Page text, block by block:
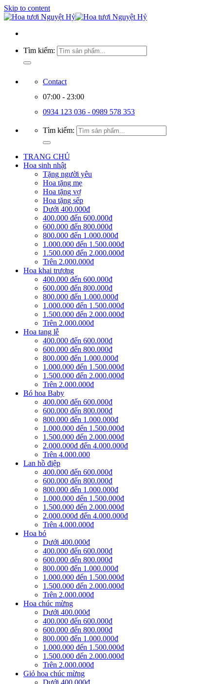
Skip to content
Tìm kiếm:
Contact
07:00 - 23:00
0934 123 036 - 0989 578 353
Tìm kiếm:
TRANG CHỦ
Hoa sinh nhật
Tặng người yêu
Hoa tặng mẹ
Hoa tặng vợ
Hoa tặng sếp
Dưới 400.000đ
400.000 đến 600.000đ
600.000 đến 800.000đ
800.000 đến 1.000.000đ
1.000.000 đến 1.500.000đ
1.500.000 đến 2.000.000đ
Trên 2.000.000đ
Hoa khai trương
400.000 đến 600.000đ
600.000 đến 800.000đ
800.000 đến 1.000.000đ
1.000.000 đến 1.500.000đ
1.500.000 đến 2.000.000đ
Trên 2.000.000đ
Hoa tang lễ
400.000 đến 600.000đ
600.000 đến 800.000đ
800.000 đến 1.000.000đ
1.000.000 đến 1.500.000đ
1.500.000 đến 2.000.000đ
Trên 2.000.000đ
Bó hoa Baby
400.000 đến 600.000đ
600.000 đến 800.000đ
800.000 đến 1.000.000đ
1.000.000 đến 1.500.000đ
1.500.000 đến 2.000.000đ
2.000.000đ đến 4.000.000đ
Trên 4.000.000
Lan hồ điệp
400.000 đến 600.000đ
600.000 đến 800.000đ
800.000 đến 1.000.000đ
1.000.000 đến 1.500.000đ
1.500.000 đến 2.000.000đ
2.000.000đ đến 4.000.000đ
Trên 4.000.000đ
Hoa bó
Dưới 400.000đ
400.000 đến 600.000đ
600.000 đến 800.000đ
800.000 đến 1.000.000đ
1.000.000 đến 1.500.000đ
1.500.000 đến 2.000.000đ
Trên 2.000.000đ
Hoa chúc mừng
Dưới 400.000đ
400.000 đến 600.000đ
600.000 đến 800.000đ
800.000 đến 1.000.000đ
1.000.000 đến 1.500.000đ
1.500.000 đến 2.000.000đ
Trên 2.000.000đ
Giỏ hoa chúc mừng
Dưới 400.000đ